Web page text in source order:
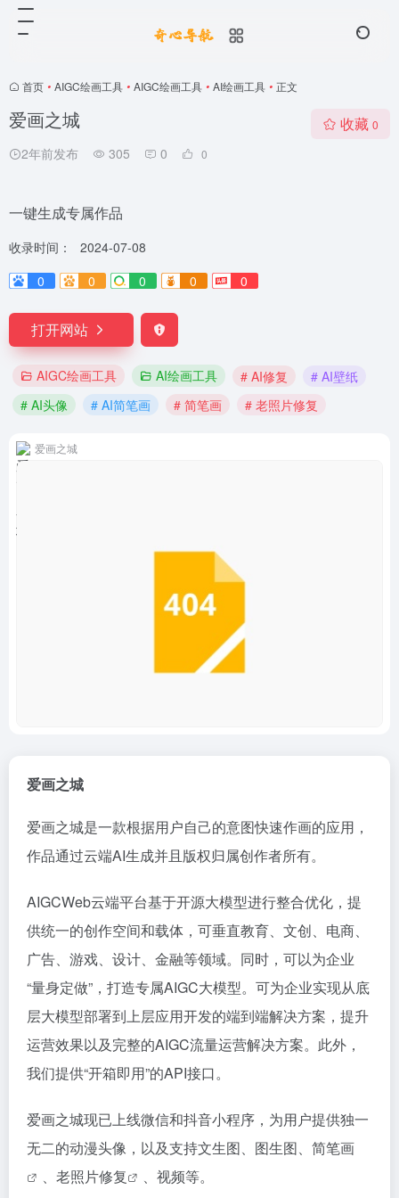
首页 • AIGC绘画工具 • AIGC绘画工具 • AI绘画工具 • 正文
爱画之城
2年前发布 305 0 0
收藏 0
一键生成专属作品
收录时间：
2024-07-08
0
0 0 0 0
打开网站
AIGC绘画工具 AI绘画工具 # AI修复
# AI壁纸
# AI头像
# AI简笔画 # 简笔画 # 老照片修复
爱画之城
爱画之城
爱画之城是一款根据用户自己的意图快速作画的应用，
作品通过云端AI生成并且版权归属创作者所有。
AIGCWeb云端平台基于开源大模型进行整合优化，提
供统一的创作空间和载体，可垂直教育、文创、电商、
广告、游戏、设计、金融等领域。同时，可以为企业
“量身定做”，打造专属AIGC大模型。可为企业实现从底
层大模型部署到上层应用开发的端到端解决方案，提升
运营效果以及完整的AIGC流量运营解决方案。此外，
我们提供“开箱即用”的API接口。
爱画之城现已上线微信和抖音小程序，为用户提供独一
无二的动漫头像，以及支持文生图、图生图、 简笔画
、 老照片修复 、视频等。